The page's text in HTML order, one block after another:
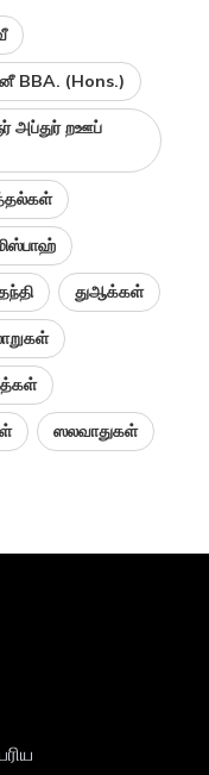
BBA. (Hons.)
அப்துர் றஊப்
துஆக்கள்
ஸலவாதுகள்